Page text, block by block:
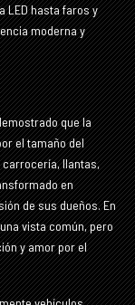
LED hasta faros y
moderna y
que la
el tamaño del
carrocería, llantas,
en
de sus dueños. En
vista común, pero
y amor por el